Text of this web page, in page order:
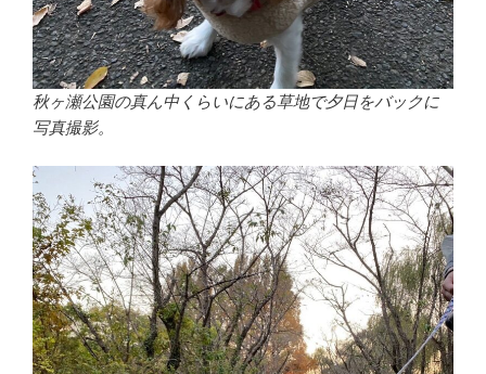
秋ヶ瀬公園の真ん中くらいにある草地で夕日をバックに
写真撮影。